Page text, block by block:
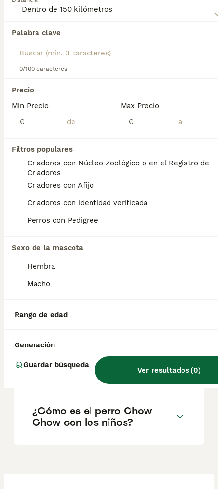
Palabra clave
0/100 caracteres
Precio
Min Precio
€
Max Precio
€
Filtros populares
Criadores con Núcleo Zoológico o en el Registro de
Criadores
Criadores con Afijo
Criadores con identidad verificada
Perros con Pedigree
Sexo de la mascota
Hembra
Macho
Rango de edad
Generación
Guardar búsqueda
Ver resultados(0)
Encontramos 0 Chow Chow Cachorros en
Si deseas exactamente esta búsqueda guarda tu
búsqueda y espera el resultado perfecto:
Preguntas frecuentes
¿Cuánto cuesta un cachorro
de Chow Chow?
El coste medio de un cachorro de Chow
Chow en España es de aproximadamente
654€, aunque los precios pueden variar
según factores como el pedigrí, la
¿Cuáles son las ventajas y
¿Cómo son los cachorros de
¿Qué tan fuerte muerde un
Chow Chow?
¿Cómo es el perro Chow
Chow con los niños?